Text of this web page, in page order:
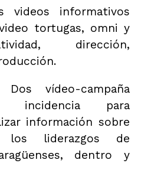
videos informativos
tortugas, omni y
dirección,
vídeo-campaña
incidencia para
información sobre
liderazgos de
dentro y